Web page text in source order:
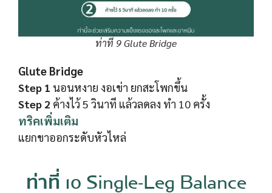
ท่าที่ 9 Glute Bridge
Glute Bridge
Step 1 นอนหงาย งอเข่า ยกสะโพกขึ้น
Step 2 ค้างไว้ 5 วินาที แล้วลดลง ทำ 10 ครั้ง
ทริคเพิ่มเติม
แยกขาออกระดับหัวไหล่
ท่าที่ 10 Single-Leg Balance